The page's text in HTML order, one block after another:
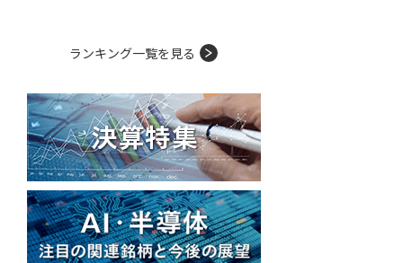
ランキング一覧を見る